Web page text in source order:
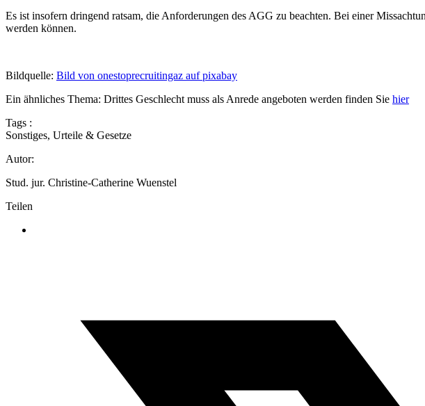
Es ist insofern dringend ratsam, die Anforderungen des AGG zu beachten. Bei einer
werden können.
Bildquelle: Bild von onestoprecruitingaz auf pixabay
Ein ähnliches Thema: Drittes Geschlecht muss als Anrede angeboten werden finden Sie hier
Tags :
Sonstiges, Urteile & Gesetze
Autor:
Stud. jur. Christine-Catherine Wuenstel
Teilen